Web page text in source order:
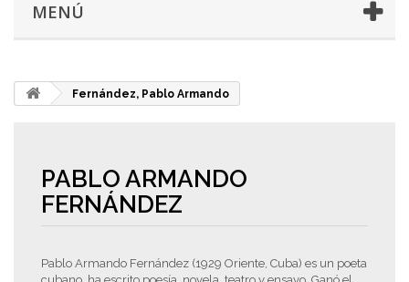
MENÚ
Fernández, Pablo Armando
PABLO ARMANDO
FERNÁNDEZ
Pablo Armando Fernández (1929 Oriente, Cuba) es un poeta